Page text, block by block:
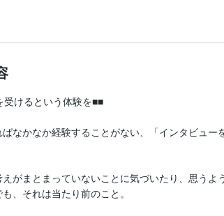
受けるという体験を■■
なかなか経験することがない、「インタビュ
がまとまっていないことに気づいたり、思う
、それは当たり前のこと。